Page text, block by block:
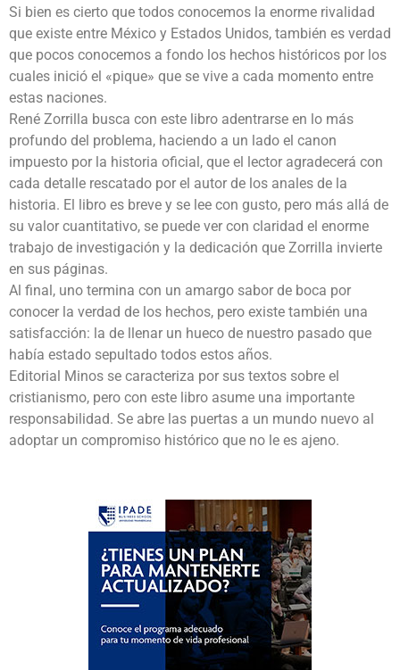
Si bien es cierto que todos conocemos la enorme rivalidad
que existe entre México y Estados Unidos, también es verdad
que pocos conocemos a fondo los hechos históricos por los
cuales inició el «pique» que se vive a cada momento entre
estas naciones.
René Zorrilla busca con este libro adentrarse en lo más
profundo del problema, haciendo a un lado el canon
impuesto por la historia oficial, que el lector agradecerá con
cada detalle rescatado por el autor de los anales de la
historia. El libro es breve y se lee con gusto, pero más allá de
su valor cuantitativo, se puede ver con claridad el enorme
trabajo de investigación y la dedicación que Zorrilla invierte
en sus páginas.
Al final, uno termina con un amargo sabor de boca por
conocer la verdad de los hechos, pero existe también una
satisfacción: la de llenar un hueco de nuestro pasado que
había estado sepultado todos estos años.
Editorial Minos se caracteriza por sus textos sobre el
cristianismo, pero con este libro asume una importante
responsabilidad. Se abre las puertas a un mundo nuevo al
adoptar un compromiso histórico que no le es ajeno.